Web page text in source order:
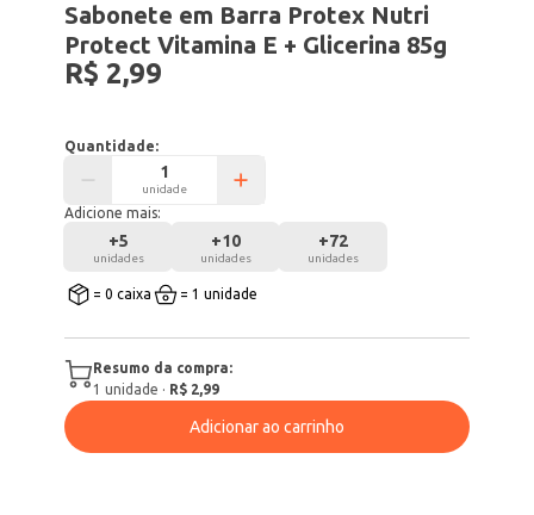
Sabonete em Barra Protex Nutri
Protect Vitamina E + Glicerina 85g
R$ 2,99
Quantidade:
unidade
Adicione mais:
+5
unidades
+10
unidades
+72
unidades
= 0 caixa = 1 unidade
Resumo da compra:
1 unidade · R$ 2,99
Adicionar ao carrinho